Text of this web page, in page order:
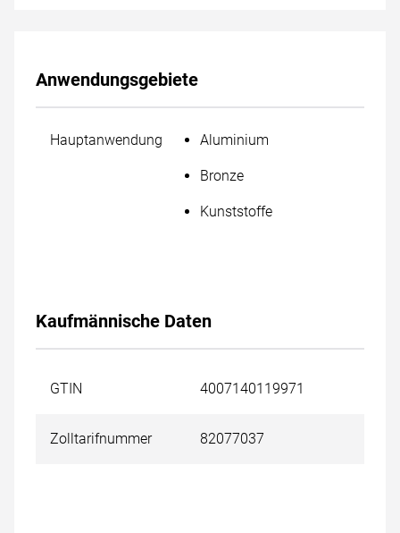
Anwendungsgebiete
Hauptanwendung Aluminium
Bronze
Kunststoffe
Kaufmännische Daten
GTIN 4007140119971
Zolltarifnummer 82077037